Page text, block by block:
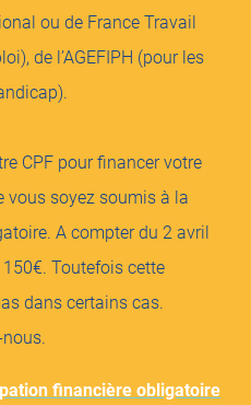
ou de France Travail
de l’AGEFIPH (pour les
CPF pour financer votre
vous soyez soumis à la
A compter du 2 avril
Toutefois cette
dans certains cas.
financière obligatoire